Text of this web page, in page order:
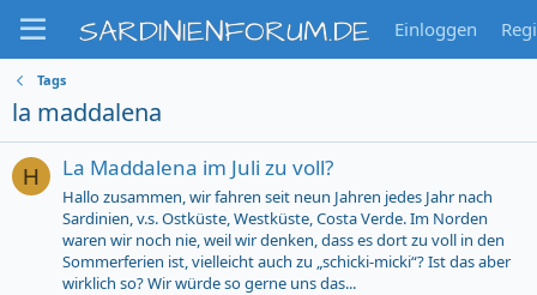
SARDINIENFORUM.DE Einloggen
Tags
la maddalena
H La Maddalena im Juli zu voll?
Hallo zusammen, wir fahren seit neun Jahren jedes Jahr nach
Sardinien, v.s. Ostküste, Westküste, Costa Verde. Im Norden
waren wir noch nie, weil wir denken, dass es dort zu voll in den
Sommerferien ist, vielleicht auch zu „schicki-micki“? Ist das aber
wirklich so? Wir würde so gerne uns das...